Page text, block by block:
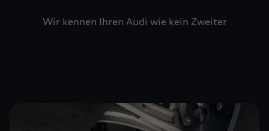
Wir kennen Ihren Audi wie kein Zweiter